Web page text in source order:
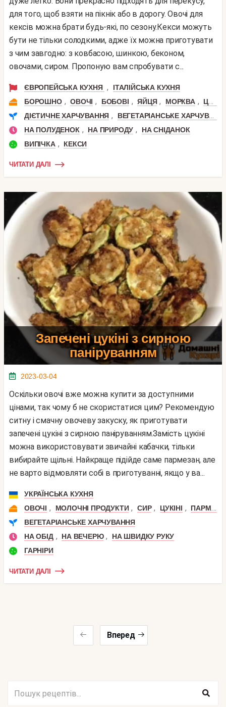
для того, щоб взяти на пікнік або в дорогу. Овочі для
кексів можна брати будь-які, по сезону.Кекси можуть
бути не тільки солодкими, адже їх можна приготувати
з чим завгодно: з ковбасою, шинкою, беконом,
овочами, сиром. Пропоную вам спробувати с...
ЄВРОПЕЙСЬКА КУХНЯ ,
ІТАЛІЙСЬКА КУХНЯ
БОРОШНО , ОВОЧІ , БОБОВІ , ЯЙЦЯ , МОРКВА ,
ЦИБУЛЯ
ДІЄТИЧНЕ ХАРЧУВАННЯ ,
ВЕГЕТАРІАНСЬКЕ ХАРЧУВАННЯ
НА ПОЛУДЕНОК , НА ПРИРОДУ ,
НА СНІДАНОК
ВИПІЧКА , КЕКСИ
ЧИТАТИ ДАЛІ
Запечені цукіні з сирною
паніруванням
2023-03-04
Оскільки овочі вже можна купити за доступними
цінами, так чому б не скористатися цим? Рекомендую
ситну і смачну овочеву закуску, як приготувати
запечені цукіні з сирною паніруванням.Замість цукіні
можна використовувати звичайні кабачки, тільки
вибирайте щільні. Найкраще підійде саме пармезан, але
не варто відмовляти собі в приготуванні, якщо у ва...
УКРАЇНСЬКА КУХНЯ
ОВОЧІ , МОЛОЧНІ ПРОДУКТИ , СИР , ЦУКІНІ ,
ПАРМЕЗАН
ВЕГЕТАРІАНСЬКЕ ХАРЧУВАННЯ
НА ОБІД , НА ВЕЧЕРЮ ,
НА ШВИДКУ РУКУ
ГАРНІРИ
ЧИТАТИ ДАЛІ
Вперед